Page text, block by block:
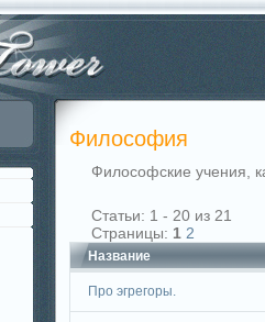
Философия
Философские учения,
Статьи: 1 - 20 из 21
Страницы: 1 2
Название
Про эгрегоры.